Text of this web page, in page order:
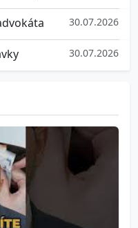
30.07.2026
30.07.2026